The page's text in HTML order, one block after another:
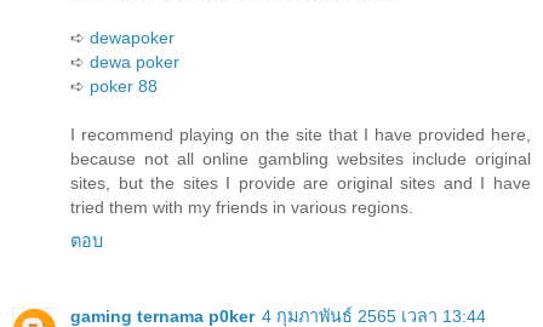
➪ dewapoker
➪ dewa poker
➪ poker 88
I recommend playing on the site that I have provided here,
because not all online gambling websites include original
sites, but the sites I provide are original sites and I have
tried them with my friends in various regions.
ตอบ
gaming ternama p0ker 4 กุมภาพันธ์ 2565 เวลา 13:44